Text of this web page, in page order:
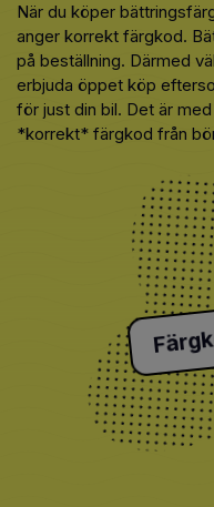
När du köper
anger korrekt färgkod.
på beställning. Därmed
erbjuda öppet köp
för just din bil. Det är
*korrekt* färgkod från